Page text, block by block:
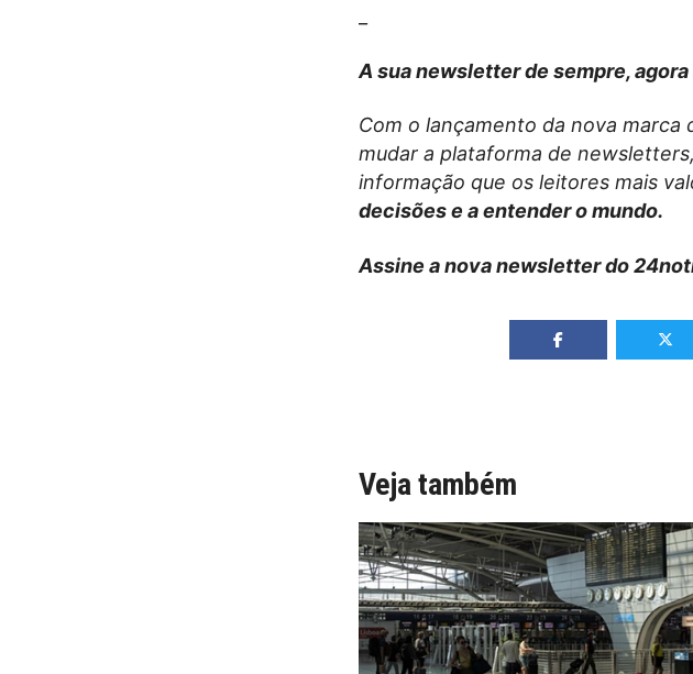
A sua newsletter de sempre,
Com o lançamento da nova marca
mudar a plataforma de
informação que os leitores mais
decisões e a entender o mundo.
Assine a nova newsletter do
Veja também